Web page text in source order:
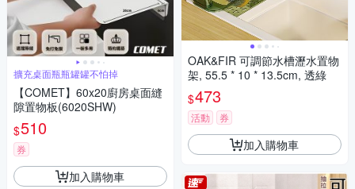
擴充桌面瓶瓶罐罐不怕掉
【COMET】60x20廚房桌面縫
隙置物板(6020SHW)
$510
券
加入購物車
OAK&FIR 可調節水槽瀝水置物
架, 55.5 * 10 * 13.5cm, 透綠
$473
活動 券
加入購物車